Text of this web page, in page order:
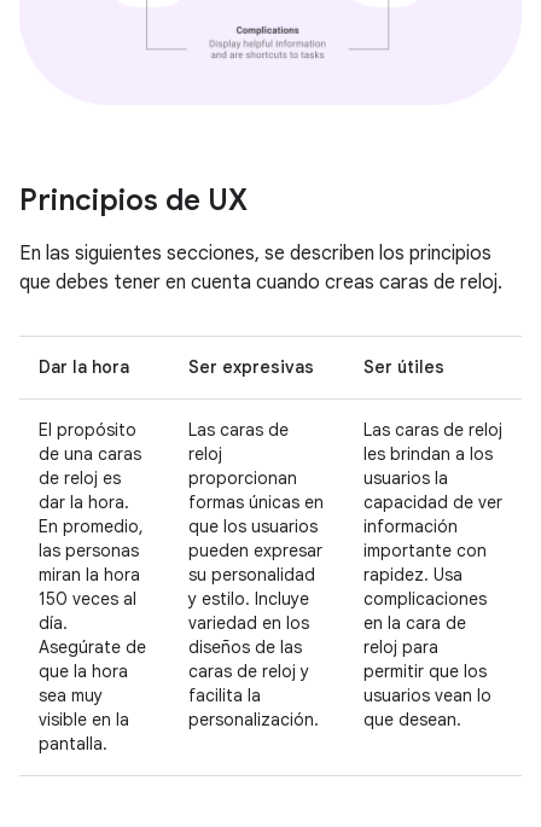
Principios de UX
En las siguientes secciones, se describen los principios
que debes tener en cuenta cuando creas caras de reloj.
Dar la hora Ser expresivas Ser útiles
El propósito
de una caras
de reloj es
dar la hora.
En promedio,
las personas
miran la hora
150 veces al
día.
Asegúrate de
que la hora
sea muy
visible en la
pantalla.
Las caras de
reloj
proporcionan
formas únicas en
que los usuarios
pueden expresar
su personalidad
y estilo. Incluye
variedad en los
diseños de las
caras de reloj y
facilita la
personalización.
Las caras de reloj
les brindan a los
usuarios la
capacidad de ver
información
importante con
rapidez. Usa
complicaciones
en la cara de
reloj para
permitir que los
usuarios vean lo
que desean.